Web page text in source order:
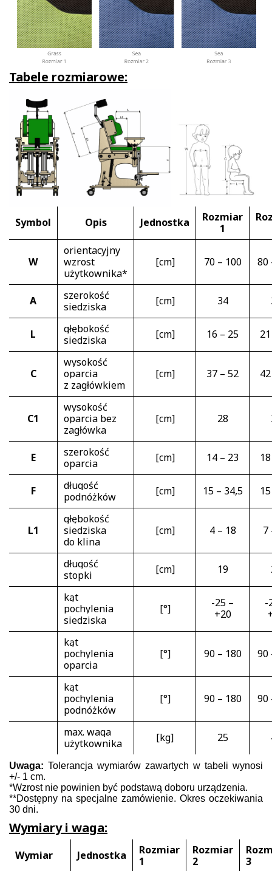
Tabele rozmiarowe:
Symbol Opis Jednostka
Rozmiar
1
W
orientacyjny
wzrost
użytkownika*
[cm] 70 – 100 80
A
szerokość
siedziska
[cm] 34
L
głębokość
siedziska
[cm] 16 – 25
C
wysokość
oparcia
z zagłówkiem
[cm] 37 – 52
C1
wysokość
oparcia bez
zagłówka
[cm] 28
E
szerokość
oparcia
[cm] 14 – 23
F
długość
podnóżków
[cm] 15 – 34,5
L1
głębokość
siedziska
do klina
[cm] 4 – 18 7
długość
stopki
[cm] 19
kąt
pochylenia
siedziska
[°]
-25 –
+20
-
kąt
pochylenia
oparcia
[°] 90 – 180 90
kąt
pochylenia
podnóżków
[°] 90 – 180 90
max. waga
użytkownika
[kg] 25
Uwaga: Tolerancja wymiarów zawartych w tabeli wynosi
+/- 1 cm.
*Wzrost nie powinien być podstawą doboru urządzenia.
**Dostępny na specjalne zamówienie. Okres oczekiwania
30 dni.
Wymiary i waga:
Wymiar Jednostka
Rozmiar
1
Rozmiar
2
3